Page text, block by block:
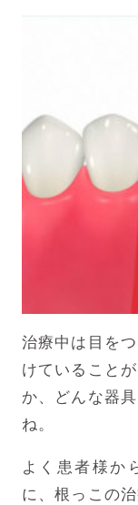
治療中は目を
けていることが
か、どんな器
ね。
よく患者様か
に、根っこの